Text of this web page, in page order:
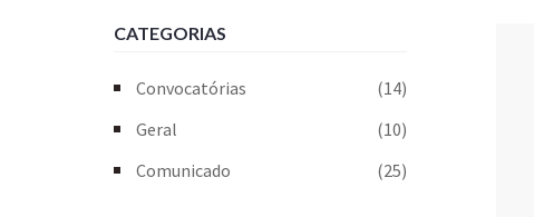
CATEGORIAS
Convocatórias
(14)
Geral
(10)
Comunicado
(25)